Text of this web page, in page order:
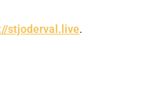
stjoderval.live.